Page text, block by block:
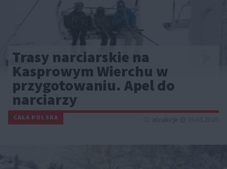
Trasy narciarskie na
Kasprowym Wierchu w
przygotowaniu. Apel do
narciarzy
CAŁA POLSKA